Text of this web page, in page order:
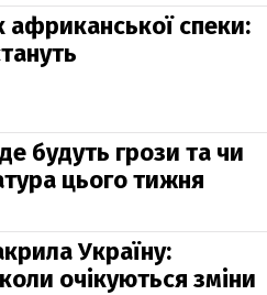
африканської спеки:
будуть грози та чи
цього тижня
Україну:
очікуються зміни